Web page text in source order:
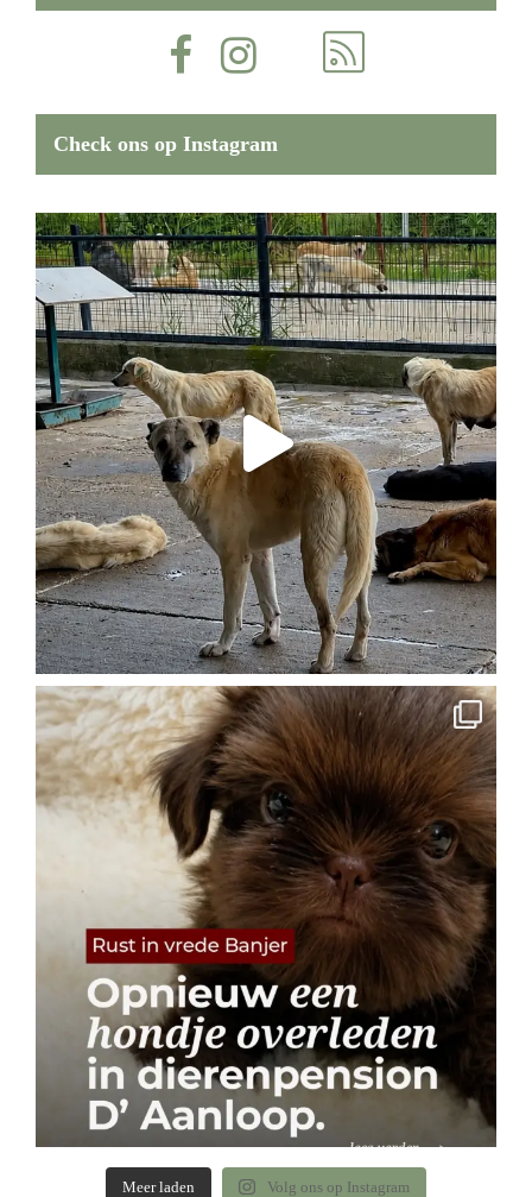
Check ons op Instagram
Meer laden Volg ons op Instagram